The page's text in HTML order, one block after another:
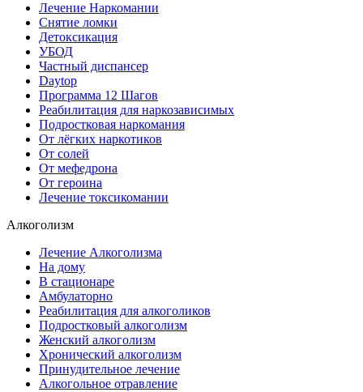
Лечение Наркомании
Снятие ломки
Детоксикация
УБОД
Частный диспансер
Daytop
Программа 12 Шагов
Реабилитация для наркозависимых
Подростковая наркомания
От лёгких наркотиков
От солей
От мефедрона
От героина
Лечение токсикомании
Алкоголизм
Лечение Алкоголизма
На дому
В стационаре
Амбулаторно
Реабилитация для алкоголиков
Подростковый алкоголизм
Женский алкоголизм
Хронический алкоголизм
Принудительное лечение
Алкогольное отравление